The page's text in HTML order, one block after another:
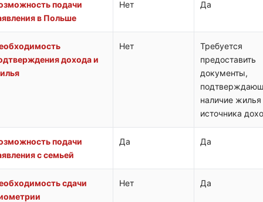
подачи
в Польше
Нет Да
дохода и
Нет
Требуется
предоставить
документы,
наличие жилья
источника
подачи
с семьей
Да Да
сдачи
Нет Да